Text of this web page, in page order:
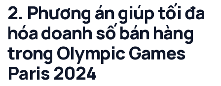
2. Phương án giúp tối đa
hóa doanh số bán hàng
trong Olympic Games
Paris 2024